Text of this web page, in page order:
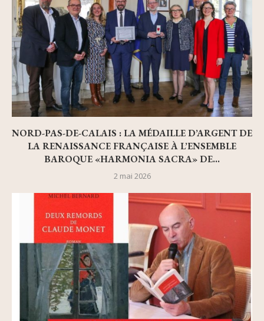
NORD-PAS-DE-CALAIS : LA MÉDAILLE D’ARGENT DE
LA RENAISSANCE FRANÇAISE À L’ENSEMBLE
BAROQUE «HARMONIA SACRA» DE...
2 mai 2026